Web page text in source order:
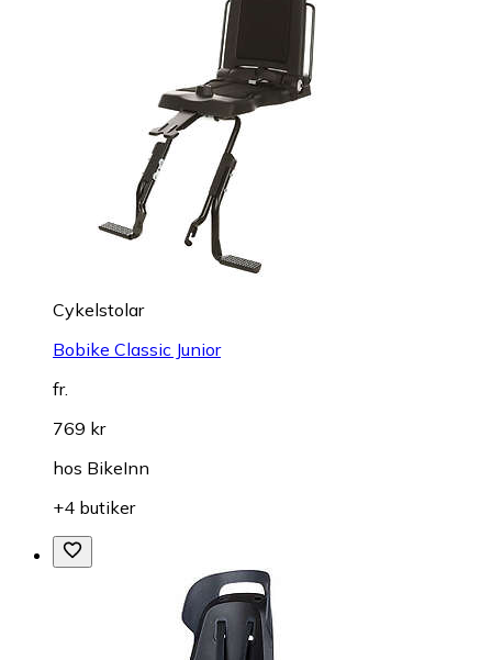
Cykelstolar
Bobike Classic Junior
fr.
769 kr
hos BikeInn
+4 butiker